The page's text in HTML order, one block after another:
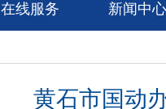
在线服务 新闻中心
黄石市国动